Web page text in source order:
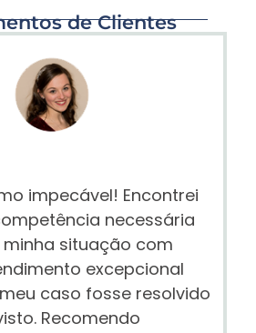
de Clientes
impecável! Encontrei
necessária
situação com
excepcional
caso fosse resolvido
Recomendo